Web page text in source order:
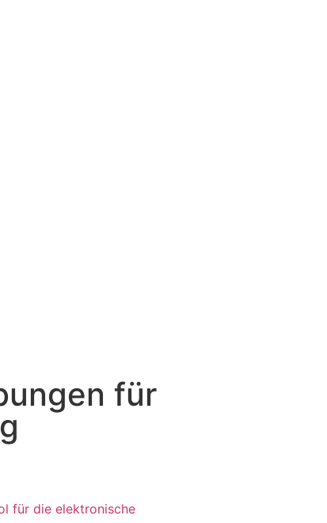
für